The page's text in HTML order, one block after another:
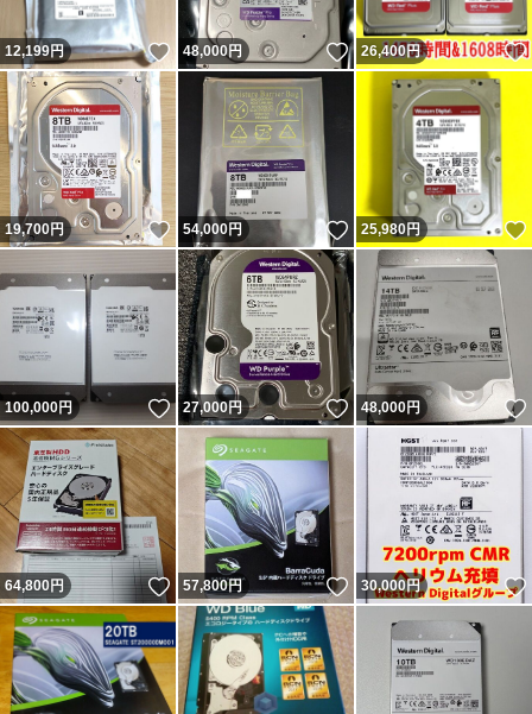
12,199円 いいね！
48,000円 いいね！
26,400円
19,700円 いいね！
54,000円 いいね！
25,980円
100,000円 いいね！
27,000円 いいね！
48,000円
64,800円 いいね！
57,800円 いいね！
30,000円